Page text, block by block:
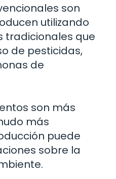
son
utilizando
tradicionales que
de pesticidas,
de
son más
más
puede
sobre la